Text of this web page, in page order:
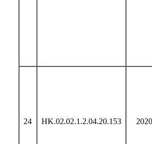
24 HK.02.02.1.2.04.20.153 2020